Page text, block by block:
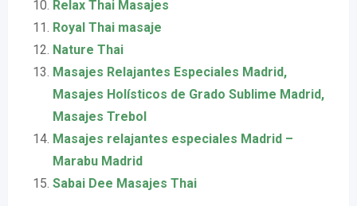
Relax Thai Masajes
Royal Thai masaje
Nature Thai
Masajes Relajantes Especiales Madrid,
Masajes Holísticos de Grado Sublime Madrid,
Masajes Trebol
Masajes relajantes especiales Madrid –
Marabu Madrid
Sabai Dee Masajes Thai